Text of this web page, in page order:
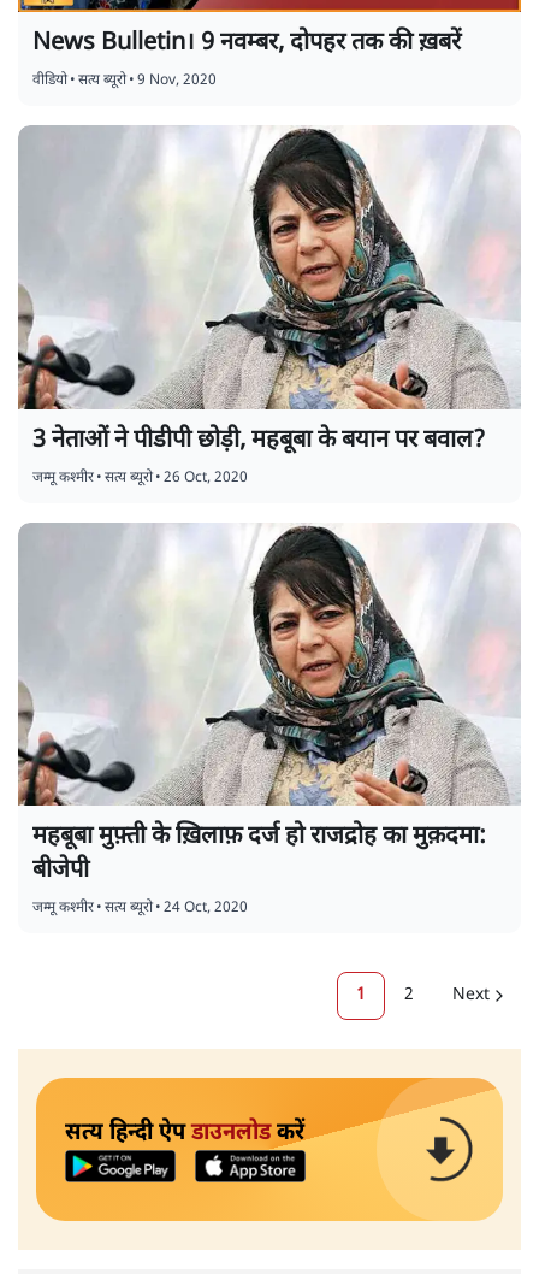
News Bulletin। 9 नवम्बर, दोपहर तक की ख़बरें
वीडियो•सत्य ब्यूरो•9 Nov, 2020
3 नेताओं ने पीडीपी छोड़ी, महबूबा के बयान पर बवाल?
जम्मू कश्मीर•सत्य ब्यूरो•26 Oct, 2020
महबूबा मुफ़्ती के ख़िलाफ़ दर्ज हो राजद्रोह का मुक़दमा:
बीजेपी
जम्मू कश्मीर•सत्य ब्यूरो•24 Oct, 2020
1 2 Next
सत्य हिन्दी ऐपडाउनलोडकरें